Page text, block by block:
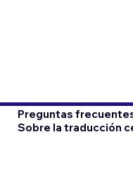
Preguntas
Sobre la traducción